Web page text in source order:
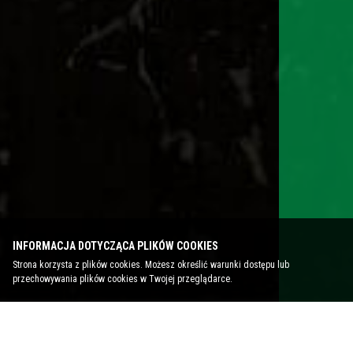
INFORMACJA DOTYCZĄCA PLIKÓW COOKIES
Strona korzysta z plików cookies. Możesz określić warunki dostępu lub
przechowywania plików cookies w Twojej przeglądarce.